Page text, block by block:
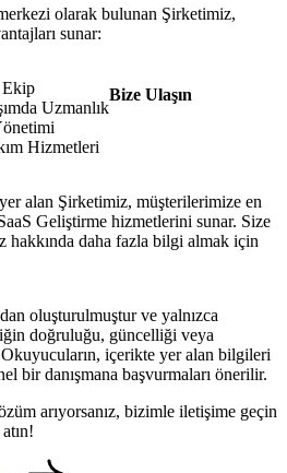
English
olarak bulunan Şirketimiz,
sunar:
Ekip
Uzmanlık
Hizmetleri
Bize Ulaşın
alan Şirketimiz, müşterilerimize en
Geliştirme hizmetlerini sunar. Size
hakkında daha fazla bilgi almak için
oluşturulmuştur ve yalnızca
doğruluğu, güncelliği veya
içerikte yer alan bilgileri
bir danışmana başvurmaları önerilir.
arıyorsanız, bizimle iletişime geçin